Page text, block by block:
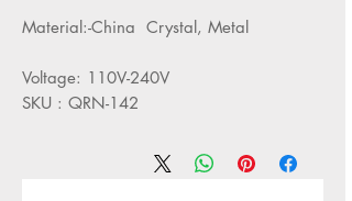
Material:-China Crystal, Metal
Voltage: 110V-240V
SKU : QRN-142